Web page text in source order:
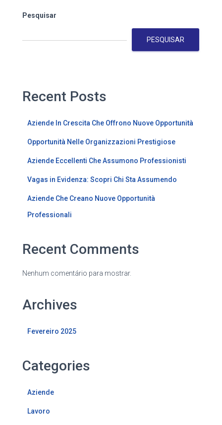
Pesquisar
PESQUISAR
Recent Posts
Aziende In Crescita Che Offrono Nuove Opportunità
Opportunità Nelle Organizzazioni Prestigiose
Aziende Eccellenti Che Assumono Professionisti
Vagas in Evidenza: Scopri Chi Sta Assumendo
Aziende Che Creano Nuove Opportunità
Professionali
Recent Comments
Nenhum comentário para mostrar.
Archives
Fevereiro 2025
Categories
Aziende
Lavoro